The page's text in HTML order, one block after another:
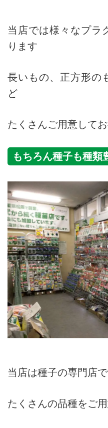
当店では様々なプラ
ります
長いもの、正方形の
ど
たくさんご用意して
もちろん種子も種類
当店は種子の専門店
たくさんの品種をご